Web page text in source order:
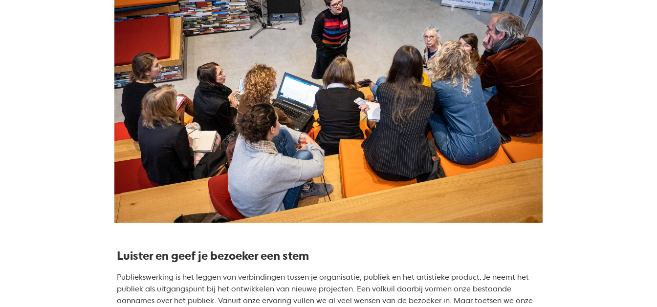
Luister en geef je bezoeker een stem
Publiekswerking is het leggen van verbindingen tussen je organisatie, publiek en het artistieke product. Je neemt het
publiek als uitgangspunt bij het ontwikkelen van nieuwe projecten. Een valkuil daarbij vormen onze bestaande
aannames over het publiek. Vanuit onze ervaring vullen we al veel wensen van de bezoeker in. Maar toetsen we onze